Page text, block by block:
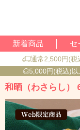
新着商品 セ
通常2,500円(税
5,000円(税込)
和晒（わさらし）